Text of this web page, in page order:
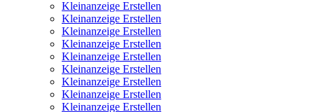
Kleinanzeige Erstellen
Kleinanzeige Erstellen
Kleinanzeige Erstellen
Kleinanzeige Erstellen
Kleinanzeige Erstellen
Kleinanzeige Erstellen
Kleinanzeige Erstellen
Kleinanzeige Erstellen
Kleinanzeige Erstellen